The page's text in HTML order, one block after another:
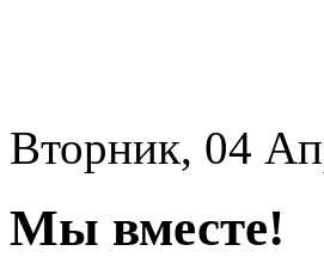
Вторник, 04
Мы вместе!